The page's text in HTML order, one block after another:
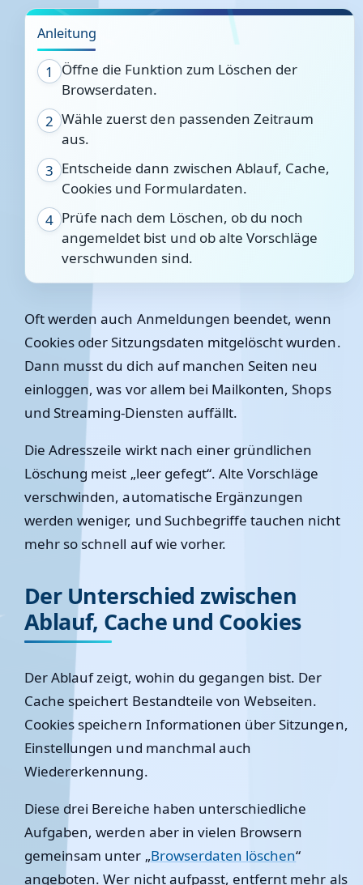
Anleitung
1
Öffne die Funktion zum Löschen der
Browserdaten.
2 Wähle zuerst den passenden Zeitraum
aus.
3 Entscheide dann zwischen Ablauf, Cache,
Cookies und Formulardaten.
4 Prüfe nach dem Löschen, ob du noch
angemeldet bist und ob alte Vorschläge
verschwunden sind.
Oft werden auch Anmeldungen beendet, wenn
Cookies oder Sitzungsdaten mitgelöscht wurden.
Dann musst du dich auf manchen Seiten neu
einloggen, was vor allem bei Mailkonten, Shops
und Streaming-Diensten auffällt.
Die Adresszeile wirkt nach einer gründlichen
Löschung meist „leer gefegt“. Alte Vorschläge
verschwinden, automatische Ergänzungen
werden weniger, und Suchbegriffe tauchen nicht
mehr so schnell auf wie vorher.
Der Unterschied zwischen
Ablauf, Cache und Cookies
Der Ablauf zeigt, wohin du gegangen bist. Der
Cache speichert Bestandteile von Webseiten.
Cookies speichern Informationen über Sitzungen,
Einstellungen und manchmal auch
Wiedererkennung.
Diese drei Bereiche haben unterschiedliche
Aufgaben, werden aber in vielen Browsern
gemeinsam unter „Browserdaten löschen“
angeboten. Wer nicht aufpasst, entfernt mehr als